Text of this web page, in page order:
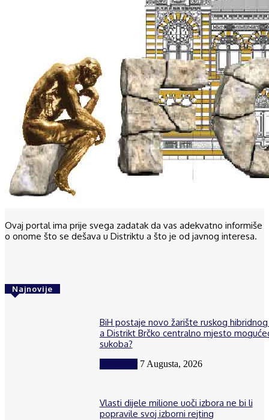
Ovaj portal ima prije svega zadatak da vas adekvatno informiše
o onome što se dešava u Distriktu a što je od javnog interesa.
Najnovije
BiH postaje novo žarište ruskog
a Distrikt Brčko centralno mjesto
sukoba?
7 Augusta, 2026
Vlasti dijele milione uoči izbora ne bi li
popravile svoj izborni rejting